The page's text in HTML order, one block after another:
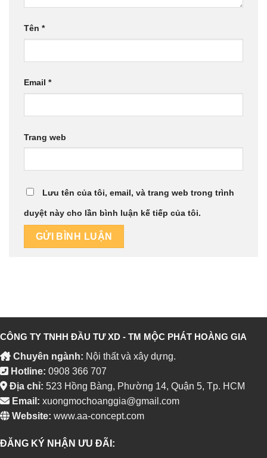
Tên *
Email *
Trang web
Lưu tên của tôi, email, và trang web trong trình
duyệt này cho lần bình luận kế tiếp của tôi.
CÔNG TY TNHH ĐẦU TƯ XD - TM MỘC PHÁT HOÀNG GIA
Chuyên ngành: Nội thất và xây dựng.
Hotline: 0908 366 707
Địa chỉ: 523 Hồng Bàng, Phường 14, Quận 5, Tp. HCM
Email: xuongmochoanggia@gmail.com
Website: www.aa-concept.com
ĐĂNG KÝ NHẬN ƯU ĐÃI: